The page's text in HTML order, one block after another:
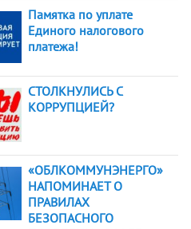
Памятка по уплате
Единого налогового
платежа!
СТОЛКНУЛИСЬ С
КОРРУПЦИЕЙ?
«ОБЛКОММУНЭНЕРГО»
НАПОМИНАЕТ О
ПРАВИЛАХ
БЕЗОПАСНОГО